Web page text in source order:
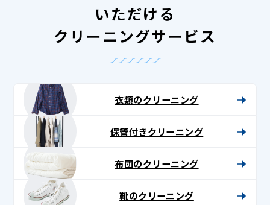
いただける
クリーニングサービス
衣類のクリーニング
保管付きクリーニング
布団のクリーニング
靴のクリーニング